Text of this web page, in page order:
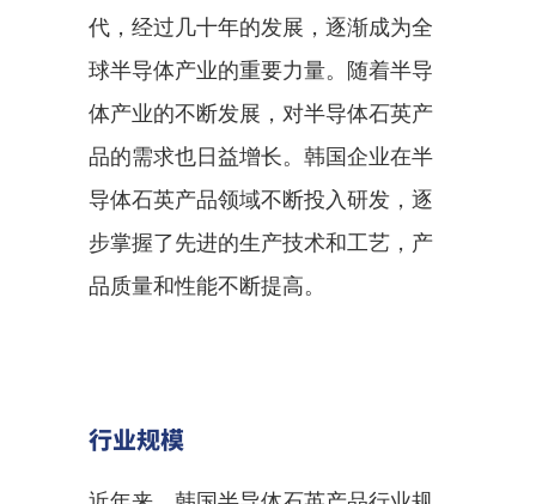
代，经过几十年的发展，逐渐成为全
球半导体产业的重要力量。随着半导
体产业的不断发展，对半导体石英产
品的需求也日益增长。韩国企业在半
导体石英产品领域不断投入研发，逐
步掌握了先进的生产技术和工艺，产
品质量和性能不断提高。
行业规模